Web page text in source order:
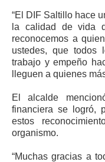
“El DIF Saltillo hace
la calidad de vida
reconocemos a
ustedes, que todos
trabajo y empeño
lleguen a quienes
El alcalde
financiera se logró,
estos
organismo.
“Muchas gracias a